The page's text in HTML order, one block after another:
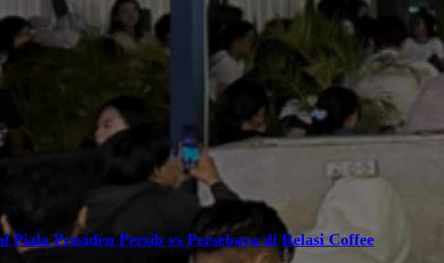
Piala Presiden Persib vs Persebaya di Relasi Coffee